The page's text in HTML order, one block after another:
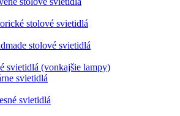
stolové svietidlá
stolové svietidlá
svietidlá (vonkajšie lampy)
svietidlá
svietidlá